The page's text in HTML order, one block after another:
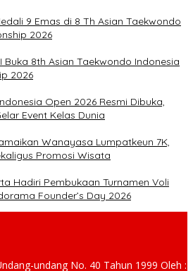
9 Emas di 8 Th Asian Taekwondo
2026
Buka 8th Asian Taekwondo Indonesia
2026
Open 2026 Resmi Dibuka,
Event Kelas Dunia
Wanayasa Lumpatkeun 7K,
Promosi Wisata
Hadiri Pembukaan Turnamen Voli
Founder’s Day 2026
undang No. 40 Tahun 1999 Oleh :